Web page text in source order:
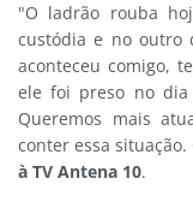
"O ladrão rouba
custódia e no outro
aconteceu comigo,
ele foi preso no
Queremos mais
conter essa
à TV Antena 10.